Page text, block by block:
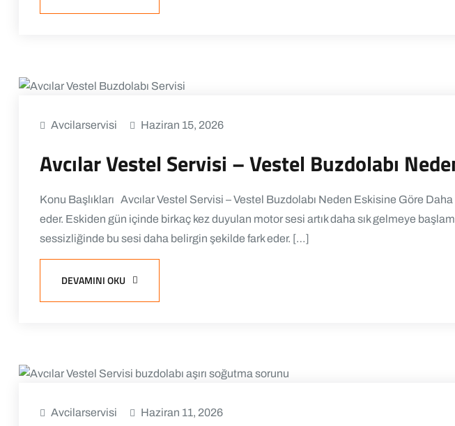
Avcilarservisi Haziran 15, 2026
Avcılar Vestel Servisi – Vestel Buzdolabı
Konu Başlıkları Avcılar Vestel Servisi – Vestel Buzdolabı Neden Eskisine Göre
eder. Eskiden gün içinde birkaç kez duyulan motor sesi artık daha sık gelmeye
sessizliğinde bu sesi daha belirgin şekilde fark eder. […]
DEVAMINI OKU
Avcilarservisi Haziran 11, 2026